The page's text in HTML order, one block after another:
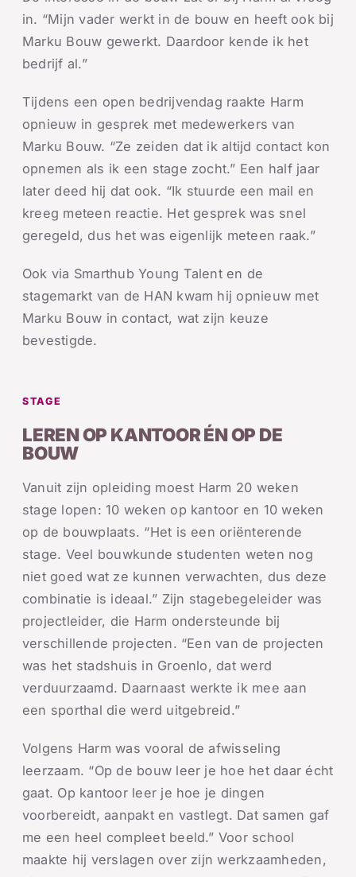
in. “Mijn vader werkt in de bouw en heeft ook bij
Marku Bouw gewerkt. Daardoor kende ik het
bedrijf al.”
Tijdens een open bedrijvendag raakte Harm
opnieuw in gesprek met medewerkers van
Marku Bouw. “Ze zeiden dat ik altijd contact kon
opnemen als ik een stage zocht.” Een half jaar
later deed hij dat ook. “Ik stuurde een mail en
kreeg meteen reactie. Het gesprek was snel
geregeld, dus het was eigenlijk meteen raak.”
Ook via Smarthub Young Talent en de
stagemarkt van de HAN kwam hij opnieuw met
Marku Bouw in contact, wat zijn keuze
bevestigde.
STAGE
LEREN OP KANTOOR ÉN OP DE
BOUW
Vanuit zijn opleiding moest Harm 20 weken
stage lopen: 10 weken op kantoor en 10 weken
op de bouwplaats. “Het is een oriënterende
stage. Veel bouwkunde studenten weten nog
niet goed wat ze kunnen verwachten, dus deze
combinatie is ideaal.” Zijn stagebegeleider was
projectleider, die Harm ondersteunde bij
verschillende projecten. “Een van de projecten
was het stadshuis in Groenlo, dat werd
verduurzaamd. Daarnaast werkte ik mee aan
een sporthal die werd uitgebreid.”
Volgens Harm was vooral de afwisseling
leerzaam. “Op de bouw leer je hoe het daar écht
gaat. Op kantoor leer je hoe je dingen
voorbereidt, aanpakt en vastlegt. Dat samen gaf
me een heel compleet beeld.” Voor school
maakte hij verslagen over zijn werkzaamheden,